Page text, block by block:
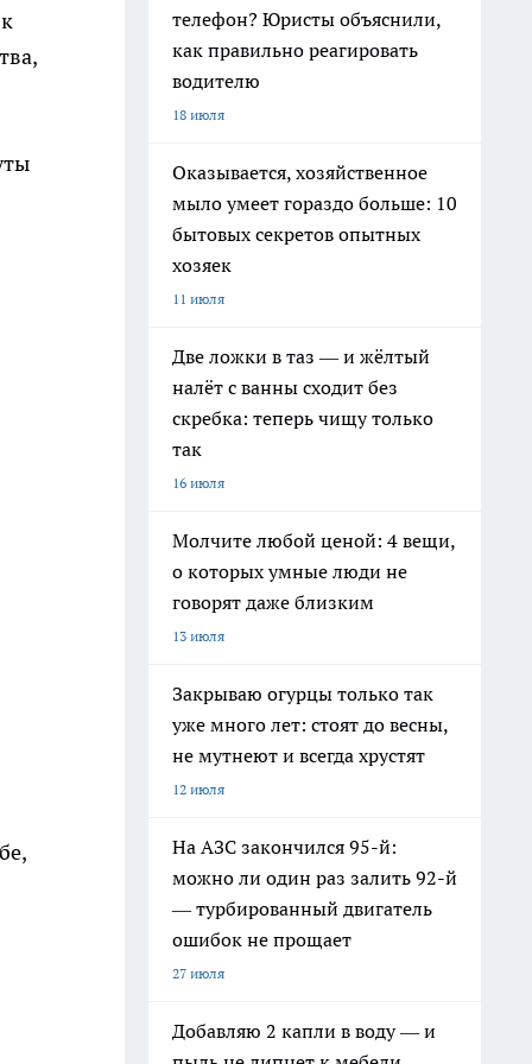
телефон? Юристы объяснили,
как правильно реагировать
водителю
18 июля
Оказывается, хозяйственное
мыло умеет гораздо больше: 10
бытовых секретов опытных
хозяек
11 июля
Две ложки в таз — и жёлтый
налёт с ванны сходит без
скребка: теперь чищу только
так
16 июля
Молчите любой ценой: 4 вещи,
о которых умные люди не
говорят даже близким
13 июля
Закрываю огурцы только так
уже много лет: стоят до весны,
не мутнеют и всегда хрустят
12 июля
На АЗС закончился 95-й:
можно ли один раз залить 92-й
— турбированный двигатель
ошибок не прощает
27 июля
Добавляю 2 капли в воду — и